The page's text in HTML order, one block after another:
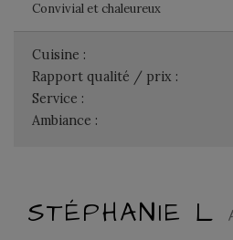
Convivial et chaleureux
Cuisine :
Rapport qualité / prix :
Service :
Ambiance :
STÉPHANIE L